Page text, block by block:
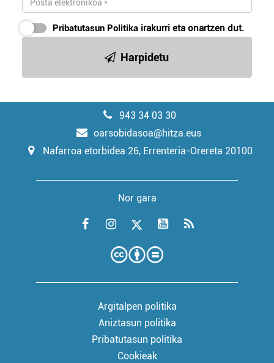
Pribatutasun Politika irakurri eta onartzen dut.
Harpidetu
943 34 03 30
oarsobidasoa@hitza.eus
Nafarroa etorbidea 26, Errenteria-Orereta 20100
Nor gara
Argitalpen politika
Aniztasun politika
Pribatutasun politika
Cookieak